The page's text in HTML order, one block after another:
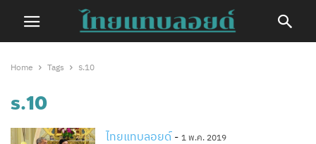
Home Tags ร.10
ร.10
ไทยแทบลอยด์ - 1 พ.ค. 2019